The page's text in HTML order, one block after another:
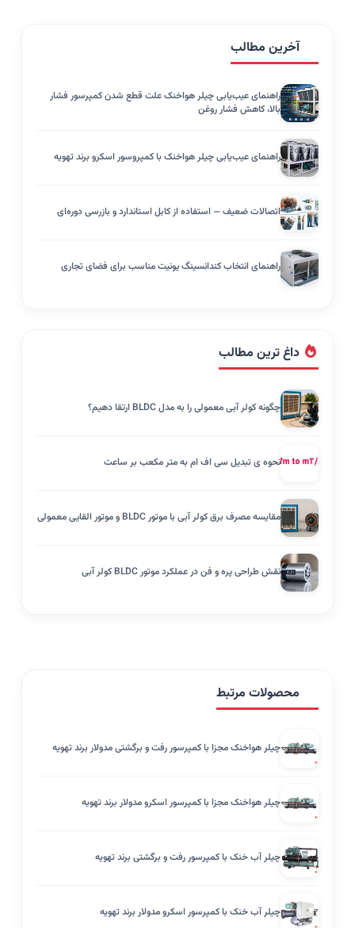
آخرین مطالب
راهنمای عیب‌یابی چیلر هواخنک علت قطع شدن کمپرسور فشار
بالا، کاهش فشار روغن
راهنمای عیب‌یابی چیلر هواخنک با کمپروسور اسکرو برند تهویه
اتصالات ضعیف — استفاده از کابل استاندارد و بازرسی دوره‌ای
راهنمای انتخاب کندانسینگ یونیت مناسب برای فضای تجاری
داغ ترین مطالب
چگونه کولر آبی معمولی را به مدل BLDC ارتقا دهیم؟
نحوه ی تبدیل سی اف ام به متر مکعب بر ساعت
مقایسه مصرف برق کولر آبی با موتور BLDC و موتور القایی معمولی
نقش طراحی پره و فن در عملکرد موتور BLDC کولر آبی
محصولات مرتبط
چیلر هواخنک مجزا با کمپرسور رفت و برگشتی مدولار برند تهویه
چیلر هواخنک مجزا با کمپرسور اسکرو مدولار برند تهویه
چیلر آب خنک با کمپرسور رفت و برگشتی برند تهویه
چیلر آب خنک با کمپرسور اسکرو مدولار برند تهویه